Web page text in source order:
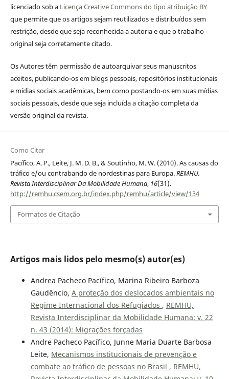
licenciado sob a Licença Creative Commons do tipo atribuição BY
que permite que os artigos sejam reutilizados e distribuídos sem
restrição, desde que seja reconhecida a autoria e que o trabalho
original seja corretamente citado.
Os Autores têm permissão de autoarquivar seus manuscritos
aceitos, publicando-os em blogs pessoais, repositórios institucionais
e mídias sociais acadêmicas, bem como postando-os em suas mídias
sociais pessoais, desde que seja incluída a citação completa da
versão original da revista.
Como Citar
Pacífico, A. P., Leite, J. M. D. B., & Soutinho, M. W. (2010). As causas do
tráfico e/ou contrabando de nordestinas para Europa.REMHU,
Revista Interdisciplinar Da Mobilidade Humana, 16(31).
http://remhu.csem.org.br/index.php/remhu/article/view/134
Formatos de Citação
Artigos mais lidos pelo mesmo(s) autor(es)
Andrea Pacheco Pacífico, Marina Ribeiro Barboza
Gaudêncio, A proteção dos deslocados ambientais no
Regime Internacional dos Refugiados , REMHU,
Revista Interdisciplinar da Mobilidade Humana: v. 22
n. 43 (2014): Migrações forçadas
Andre Pacheco Pacífico, Junne Maria Duarte Barbosa
Leite, Mecanismos institucionais de prevenção e
combate ao tráfico de pessoas no Brasil , REMHU,